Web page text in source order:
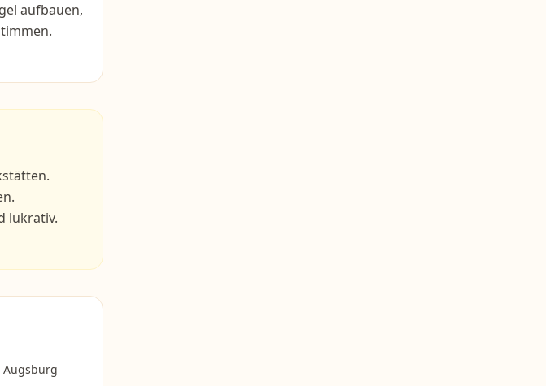
aufbauen,
lukrativ.
Augsburg